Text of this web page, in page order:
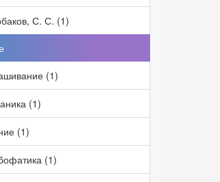
С. С. (1)
(1)
(1)
(1)
(1)